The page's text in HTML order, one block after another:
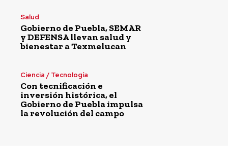
Salud
Gobierno de Puebla, SEMAR
y DEFENSA llevan salud y
bienestar a Texmelucan
Ciencia / Tecnología
Con tecnificación e
inversión histórica, el
Gobierno de Puebla impulsa
la revolución del campo